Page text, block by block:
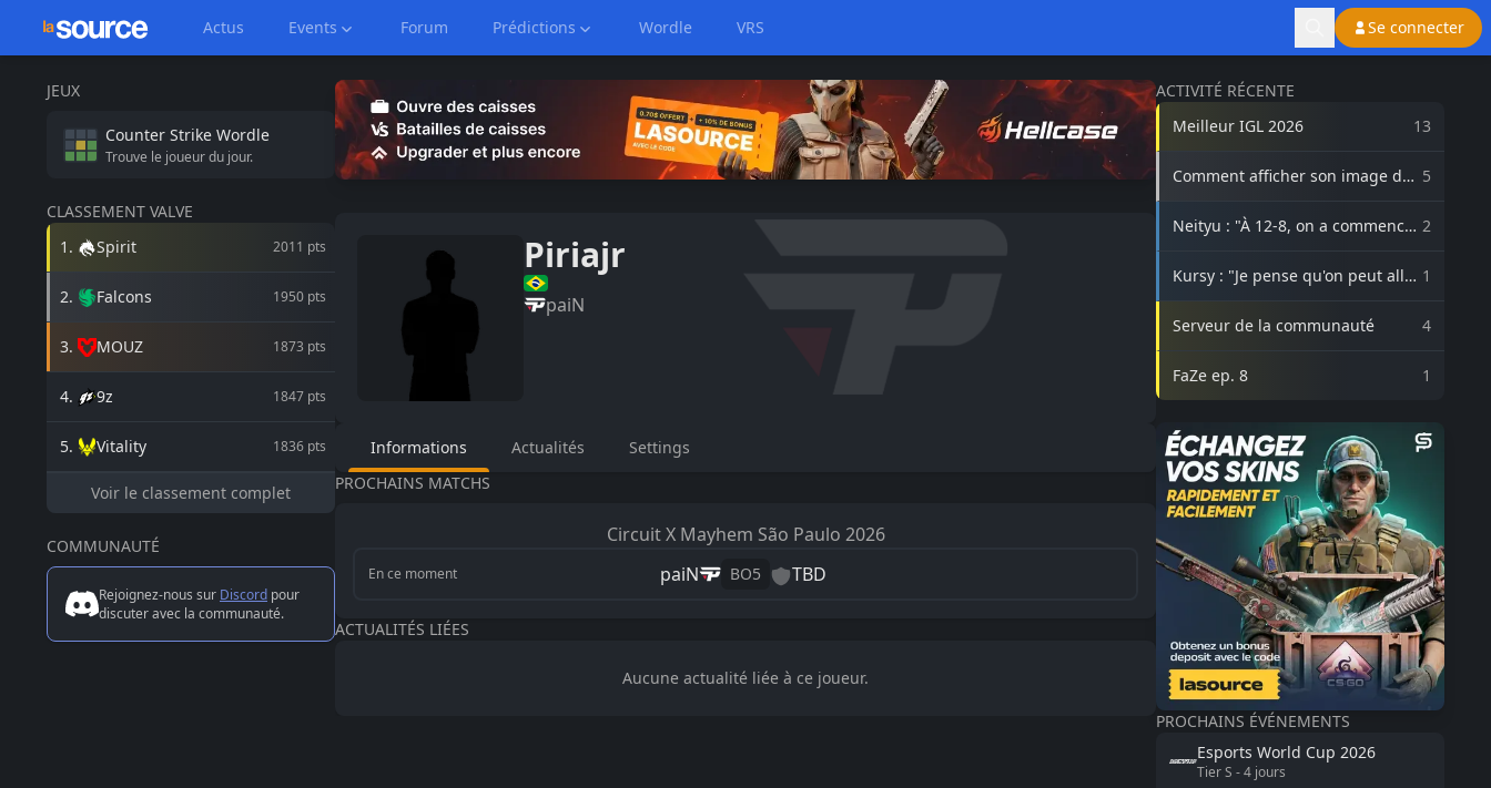
Actus Events Forum Prédictions Wordle VRS Se connecter
JEUX
Counter Strike Wordle
Trouve le joueur du jour.
CLASSEMENT VALVE
1 . Spirit 2011 pts
2. Falcons 1950 pts
3. MOUZ 1873 pts
4. 9z 1847 pts
5. Vitality 1836 pts
Voir le classement complet
COMMUNAUTÉ
Rejoignez-nous sur Discord pour
discuter avec la communauté.
Piriajr
paiN
Informations Actualités
Settings
PROCHAINS MATCHS
Circuit X Mayhem São Paulo 2026
En ce moment paiN BO5 TBD
ACTUALITÉS LIÉES
Aucune actualité liée à ce joueur.
ACTIVITÉ RÉCENTE
Meilleur IGL 2026
13
Comment afficher son image de
5
Neityu : "À 12-8, on a commencé 2
Kursy : "Je pense qu'on peut aller
3DMAX"
1
Serveur de la communauté 4
FaZe ep. 8 1
PROCHAINS ÉVÉNEMENTS
Esports World Cup 2026
TierS -4 jours